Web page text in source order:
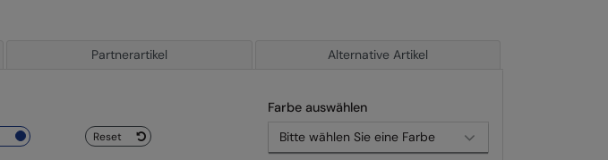
Partnerartikel Alternative Artikel
Farbe auswählen
Reset